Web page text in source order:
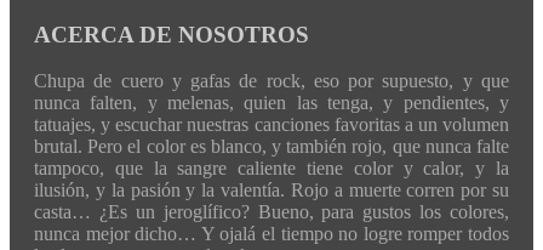
ACERCA DE NOSOTROS
Chupa de cuero y gafas de rock, eso por supuesto, y que
nunca falten, y melenas, quien las tenga, y pendientes, y
tatuajes, y escuchar nuestras canciones favoritas a un volumen
brutal. Pero el color es blanco, y también rojo, que nunca falte
tampoco, que la sangre caliente tiene color y calor, y la
ilusión, y la pasión y la valentía. Rojo a muerte corren por su
casta… ¿Es un jeroglífico? Bueno, para gustos los colores,
nunca mejor dicho… Y ojalá el tiempo no logre romper todos